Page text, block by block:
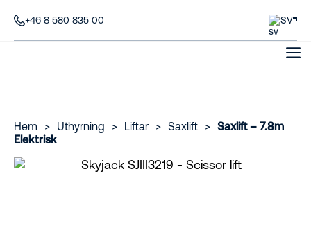
+46 8 580 835 00 SV
Hem > Uthyrning > Liftar > Saxlift > Saxlift – 7.8m
Elektrisk